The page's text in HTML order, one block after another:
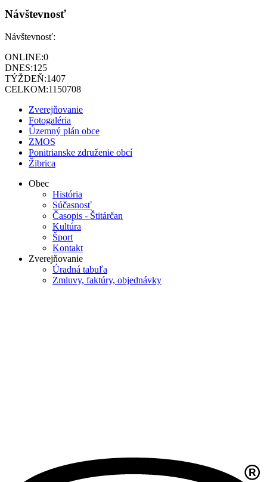
Návštevnosť
Návštevnosť:
ONLINE:0
DNES:125
TÝŽDEŇ:1407
CELKOM:1150708
Zverejňovanie
Fotogaléria
Územný plán obce
ZMOS
Ponitrianske združenie obcí
Žibrica
Obec
História
Súčasnosť
Časopis - Štitárčan
Kultúra
Šport
Kontakt
Zverejňovanie
Úradná tabuľa
Zmluvy, faktúry, objednávky